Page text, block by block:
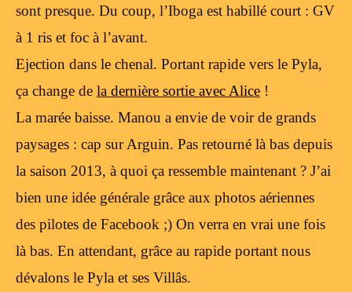
sont presque. Du coup, l’Iboga est habillé court : GV
à 1 ris et foc à l’avant.
Ejection dans le chenal. Portant rapide vers le Pyla,
ça change de la dernière sortie avec Alice !
La marée baisse. Manou a envie de voir de grands
paysages : cap sur Arguin. Pas retourné là bas depuis
la saison 2013, à quoi ça ressemble maintenant ? J’ai
bien une idée générale grâce aux photos aériennes
des pilotes de Facebook ;) On verra en vrai une fois
là bas. En attendant, grâce au rapide portant nous
dévalons le Pyla et ses Villâs.